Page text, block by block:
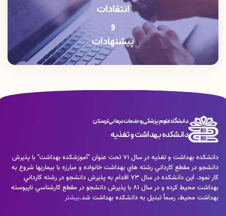
انتقادات
و
پیشنهادات
دانشگاه علوم پزشکی و خدمات درمانی لرستان
دانشکده بهداشت و تغذیه
دانشكده بهداشت و تغذيه در سال 71 تحت عنوان "آموزشكده بهداشت" با پذيرش
دانشجو در مقطع كارداني رشته هاي بهداشت خانواده و مبارزه با بيماريها شروع به
كار نمود. اين دانشكده در سال 73 اقدام به پذيرش دانشجو در رشته كارداني
بهداشت محيط كرده و در سال 81 با پذيرش دانشجو در مقطع كارشناسي ناپيوسته
بهداشت محيط، رسماً تبديل به دانشكده بهداشت شد.بیشتر